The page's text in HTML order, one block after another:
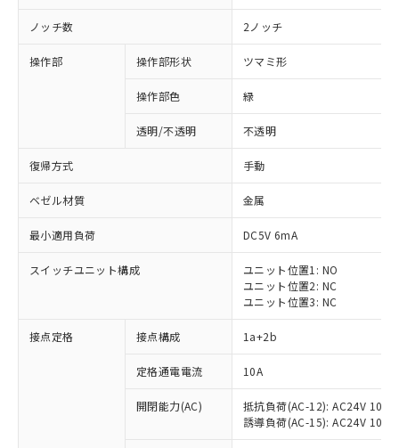
ノッチ数 2ノッチ
操作部 操作部形状 ツマミ形
操作部色 緑
透明/不透明 不透明
復帰方式 手動
ベゼル材質 金属
最小適用負荷 DC5V 6mA
スイッチユニット構成
ユニット位置1: NO
ユニット位置2: NC
ユニット位置3: NC
接点定格 接点構成 1a+2b
定格通電電流 10A
開閉能力(AC)
抵抗負荷(AC-12): AC24V 10A/
誘導負荷(AC-15): AC24V
※1 対応状況
対応済み：EU RoHS指令（10物質）の
非含有に対応した製品が提供可能な商品で
対応予定：EU RoHS指令（10物質）の非含